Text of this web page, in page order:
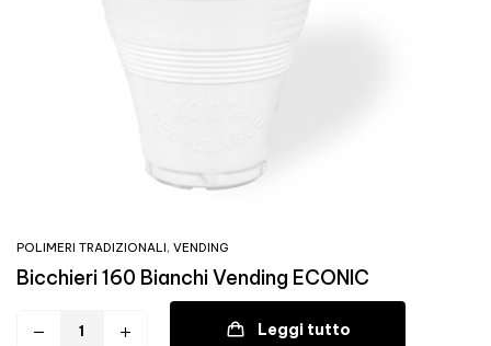
POLIMERI TRADIZIONALI, VENDING
Bicchieri 160 Bianchi Vending ECONIC
Leggi tutto